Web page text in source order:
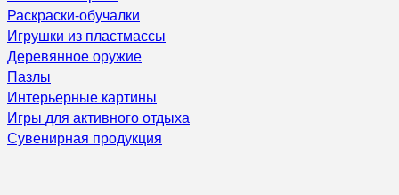
Раскраски-обучалки
Игрушки из пластмассы
Деревянное оружие
Пазлы
Интерьерные картины
Игры для активного отдыха
Сувенирная продукция